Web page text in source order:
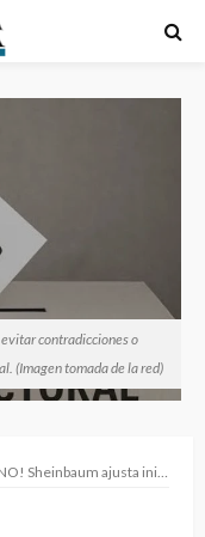
contradicciones o
(Imagen tomada de la red)
iniciativa y retrasa envío de reforma electoral al Congreso